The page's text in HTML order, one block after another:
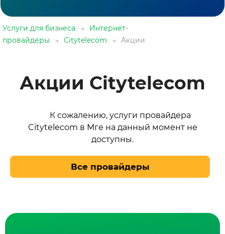
Услуги для бизнеса →
Интернет-
провайдеры
→ Citytelecom → Акции
Акции Citytelecom
К сожалению, услуги провайдера
Citytelecom в Мге на данный момент не
доступны.
Все провайдеры